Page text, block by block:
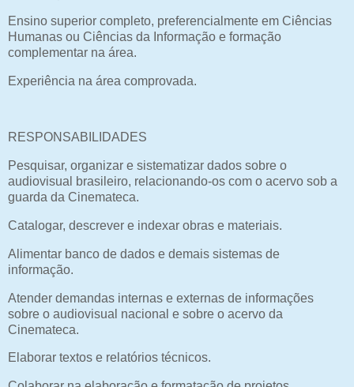
Ensino superior completo, preferencialmente em Ciências
Humanas ou Ciências da Informação e formação
complementar na área.
Experiência na área comprovada.
RESPONSABILIDADES
Pesquisar, organizar e sistematizar dados sobre o
audiovisual brasileiro, relacionando-os com o acervo sob a
guarda da Cinemateca.
Catalogar, descrever e indexar obras e materiais.
Alimentar banco de dados e demais sistemas de
informação.
Atender demandas internas e externas de informações
sobre o audiovisual nacional e sobre o acervo da
Cinemateca.
Elaborar textos e relatórios técnicos.